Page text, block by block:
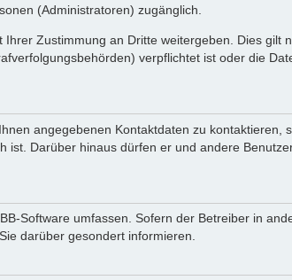
(Administratoren) zugänglich.
Zustimmung an Dritte weitergeben. Dies gilt
verpflichtet ist oder die
angegebenen Kontaktdaten zu kontaktieren,
Darüber hinaus dürfen er und andere
Software umfassen. Sofern der Betreiber in
darüber gesondert informieren.